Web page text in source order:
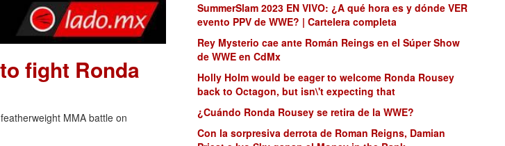
fight Ronda
MMA battle on
SummerSlam 2023 EN VIVO: ¿A qué hora es y dónde VER
evento PPV de WWE? | Cartelera completa
Rey Mysterio cae ante Román Reings en el Súper Show
de WWE en CdMx
Holly Holm would be eager to welcome Ronda Rousey
back to Octagon, but isn\'t expecting that
¿Cuándo Ronda Rousey se retira de la WWE?
Con la sorpresiva derrota de Roman Reigns, Damian